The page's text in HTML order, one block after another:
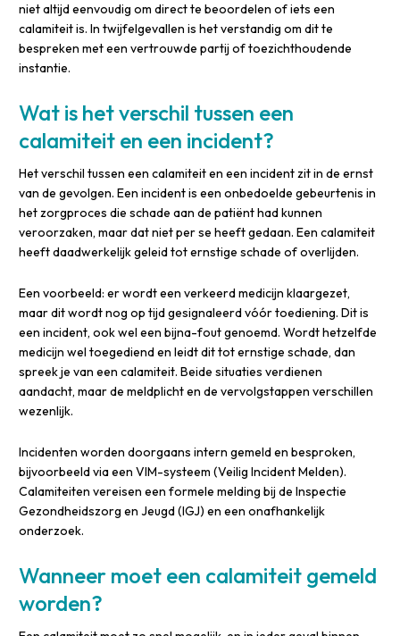
niet altijd eenvoudig om direct te beoordelen of iets een
calamiteit is. In twijfelgevallen is het verstandig om dit te
bespreken met een vertrouwde partij of toezichthoudende
instantie.
Wat is het verschil tussen een
calamiteit en een incident?
Het verschil tussen een calamiteit en een incident zit in de ernst
van de gevolgen. Een incident is een onbedoelde gebeurtenis in
het zorgproces die schade aan de patiënt had kunnen
veroorzaken, maar dat niet per se heeft gedaan. Een calamiteit
heeft daadwerkelijk geleid tot ernstige schade of overlijden.
Een voorbeeld: er wordt een verkeerd medicijn klaargezet,
maar dit wordt nog op tijd gesignaleerd vóór toediening. Dit is
een incident, ook wel een bijna-fout genoemd. Wordt hetzelfde
medicijn wel toegediend en leidt dit tot ernstige schade, dan
spreek je van een calamiteit. Beide situaties verdienen
aandacht, maar de meldplicht en de vervolgstappen verschillen
wezenlijk.
Incidenten worden doorgaans intern gemeld en besproken,
bijvoorbeeld via een VIM-systeem (Veilig Incident Melden).
Calamiteiten vereisen een formele melding bij de Inspectie
Gezondheidszorg en Jeugd (IGJ) en een onafhankelijk
onderzoek.
Wanneer moet een calamiteit gemeld
worden?